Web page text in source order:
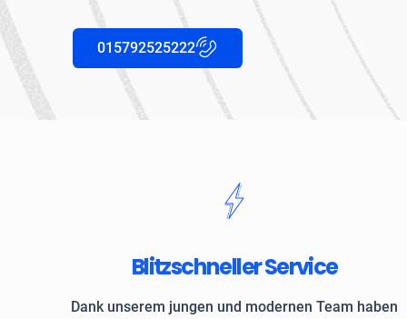
015792525222
Blitzschneller Service
Dank unserem jungen und modernen Team haben